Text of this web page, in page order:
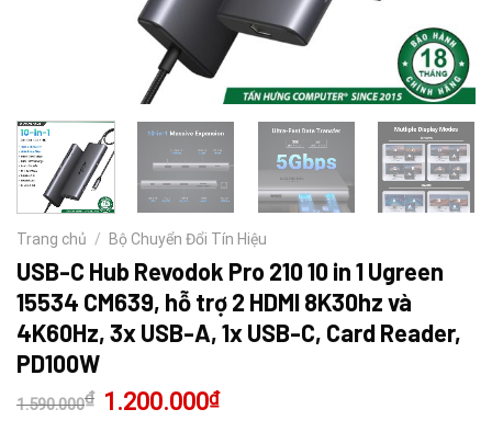
Trang chủ / Bộ Chuyển Đổi Tín Hiệu
USB-C Hub Revodok Pro 210 10 in 1 Ugreen
15534 CM639, hỗ trợ 2 HDMI 8K30hz và
4K60Hz, 3x USB-A, 1x USB-C, Card Reader,
PD100W
1.590.000₫
Giá
gốc
1.200.000₫Giá
hiện